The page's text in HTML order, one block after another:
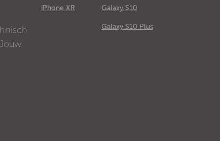
iPhone XR Galaxy S10
Galaxy S10 Plus